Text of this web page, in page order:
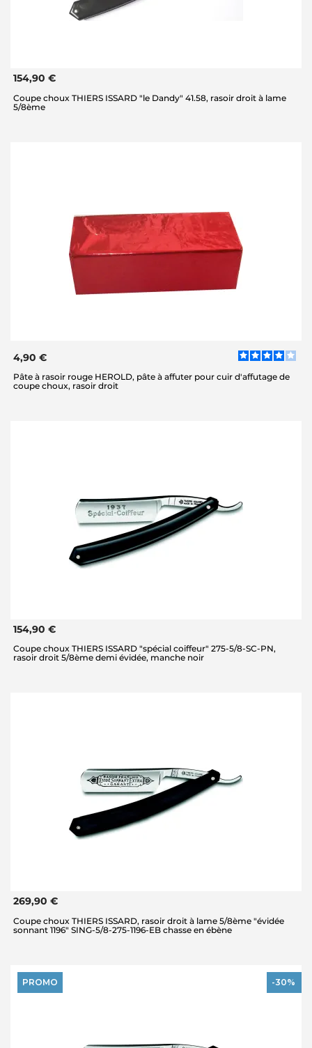
154,90 €
Coupe choux THIERS ISSARD "le Dandy" 41.58, rasoir droit à lame
5/8ème
4,90 €
Pâte à rasoir rouge HEROLD, pâte à affuter pour cuir d'affutage de
coupe choux, rasoir droit
154,90 €
Coupe choux THIERS ISSARD "spécial coiffeur" 275-5/8-SC-PN,
rasoir droit 5/8ème demi évidée, manche noir
269,90 €
Coupe choux THIERS ISSARD, rasoir droit à lame 5/8ème "évidée
sonnant 1196" SING-5/8-275-1196-EB chasse en ébène
PROMO -30%